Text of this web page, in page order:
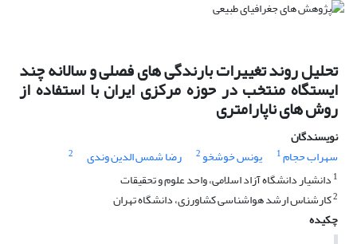
تحلیل روند تغییرات بارندگی های فصلی و سالانه چند
ایستگاه منتخب در حوزه مرکزی ایران با استفاده از
روش های ناپارامتری
نویسندگان
سهراب حجام1 یونس خوشخو2 رضا شمس الدین وندی
2
1 دانشیار دانشگاه آزاد اسلامی، واحد علوم و تحقیقات
2کارشناس ارشد هواشناسی کشاورزی، دانشگاه تهران
چکیده